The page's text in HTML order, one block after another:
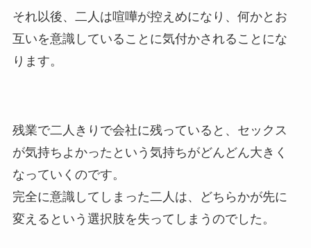
それ以後、二人は喧嘩が控えめになり、何かとお
互いを意識していることに気付かされることにな
ります。
残業で二人きりで会社に残っていると、セックス
が気持ちよかったという気持ちがどんどん大きく
なっていくのです。
完全に意識してしまった二人は、どちらかが先に
変えるという選択肢を失ってしまうのでした。